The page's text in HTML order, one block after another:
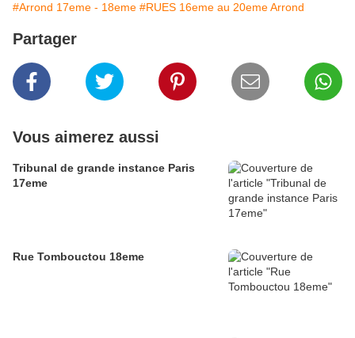
#Arrond 17eme - 18eme #RUES 16eme au 20eme Arrond
Partager
Vous aimerez aussi
Tribunal de grande instance Paris
17eme
Rue Tombouctou 18eme